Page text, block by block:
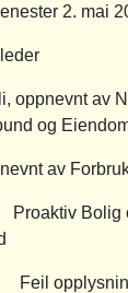
2. mai
oppnevnt av
og
av
Bolig og